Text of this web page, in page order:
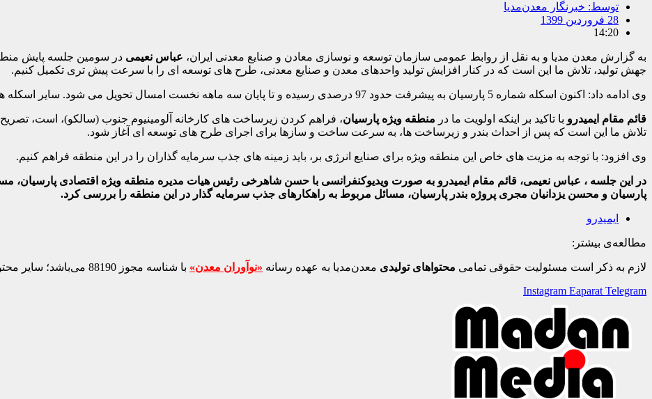
توسط: خبرنگار معدن‌مدیا
28 فروردین 1399
14:20
به گزارش معدن مدیا و به نقل از روابط عمومی سازمان توسعه و نوسازی معادن و صنایع معدنی ایران، عباس نعیمی در سومین جلسه پایش
جهش تولید، تلاش ما این است که در کنار افزایش تولید واحدهای معدن و صنایع معدنی، طرح های توسعه ای را با سرعت پیش تری تکمیل کنیم.
وی ادامه داد: اکنون اسکله شماره 5 پارسیان به پیشرفت حدود 97 درصدی رسیده و تا پایان سه ماهه نخست امسال تحویل می شود. سایر اسکله ها نیز تا پایان امسال، به مرحله راه اندازی می رسند.
قائم مقام ایمیدرو با تاکید بر اینکه اولویت ما در منطقه ویژه پارسیان، فراهم کردن زیرساخت های کارخانه آلومینیوم جنوب (سالکو)، است،
تلاش ما این است که پس از احداث بندر و زیرساخت ها، به سرعت ساخت و سازها برای اجرای طرح های توسعه ای آغاز شود.
وی افزود: با توجه به مزیت های خاص این منطقه ویژه برای صنایع انرژی بر، باید زمینه های جذب سرمایه گذاران را در این منطقه فراهم کنیم.
در این جلسه ، عباس نعیمی، قائم مقام ایمیدرو به صورت ویدیوکنفرانسی با حسن شاهرخی رئیس هیات مدیره منطقه ویژه اقتصادی پارسیان،
پارسیان و محسن یزدانیان مجری پروژه بندر پارسیان، مسائل مربوط به راهکارهای جذب سرمایه گذار در این منطقه را بررسی کرد.
ایمیدرو
مطالعه‌ی بیشتر:
لازم به ذکر است مسئولیت حقوقی تمامی محتواهای تولیدی معدن‌مدیا به عهده رسانه «نوآوران معدن» با شناسه مجوز 88190 می‌باشد؛ سایر محتواهای درج‌شده بازنشر و با ذکر منبع است.
Instagram Eaparat Telegram